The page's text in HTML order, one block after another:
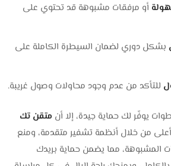
أو مرفقات مشبوهة قد تحتوي على
بشكل دوري لضمان السيطرة الكاملة على
للتأكد من عدم وجود محاولات وصول غريبة.
يوفّر لك حماية جيدة، إلا أن متقن تك
من خلال أنظمة تشفير متقدمة، ومنع
المشبوهة، مما يضمن حماية بريدك